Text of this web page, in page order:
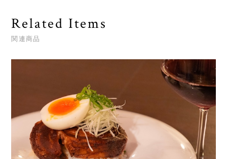
Related Items
関連商品